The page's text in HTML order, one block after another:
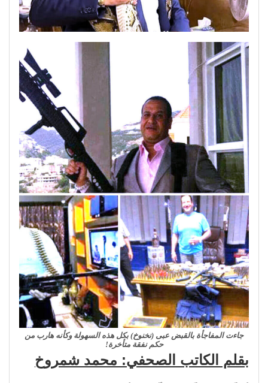
جاءت المفاجأة بالقبض عبى (نخنوخ) بكل هذه السهولة وكأنه هارب من
حكم نفقة متأخرة!
بقلم الكاتب الصحفي: محمد شمروخ